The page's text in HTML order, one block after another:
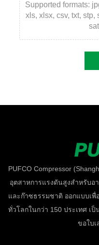
Supported formats:
xls, xlsx, csv, txt, stp,
PUFCO Compressor
อุตสาหการแรงดันสูงสำหรับอ
และก๊าซธรรมชาติ ออกแบบเพื่
ทั่วโลกในกว่า 150 ประเทศ เ
ขอใบ